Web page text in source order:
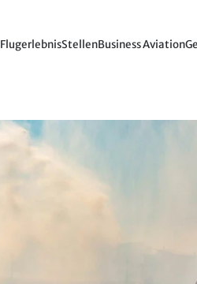
FlugerlebnisStellenBusiness Aviation